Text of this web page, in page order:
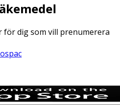
för dig som vill prenumerera